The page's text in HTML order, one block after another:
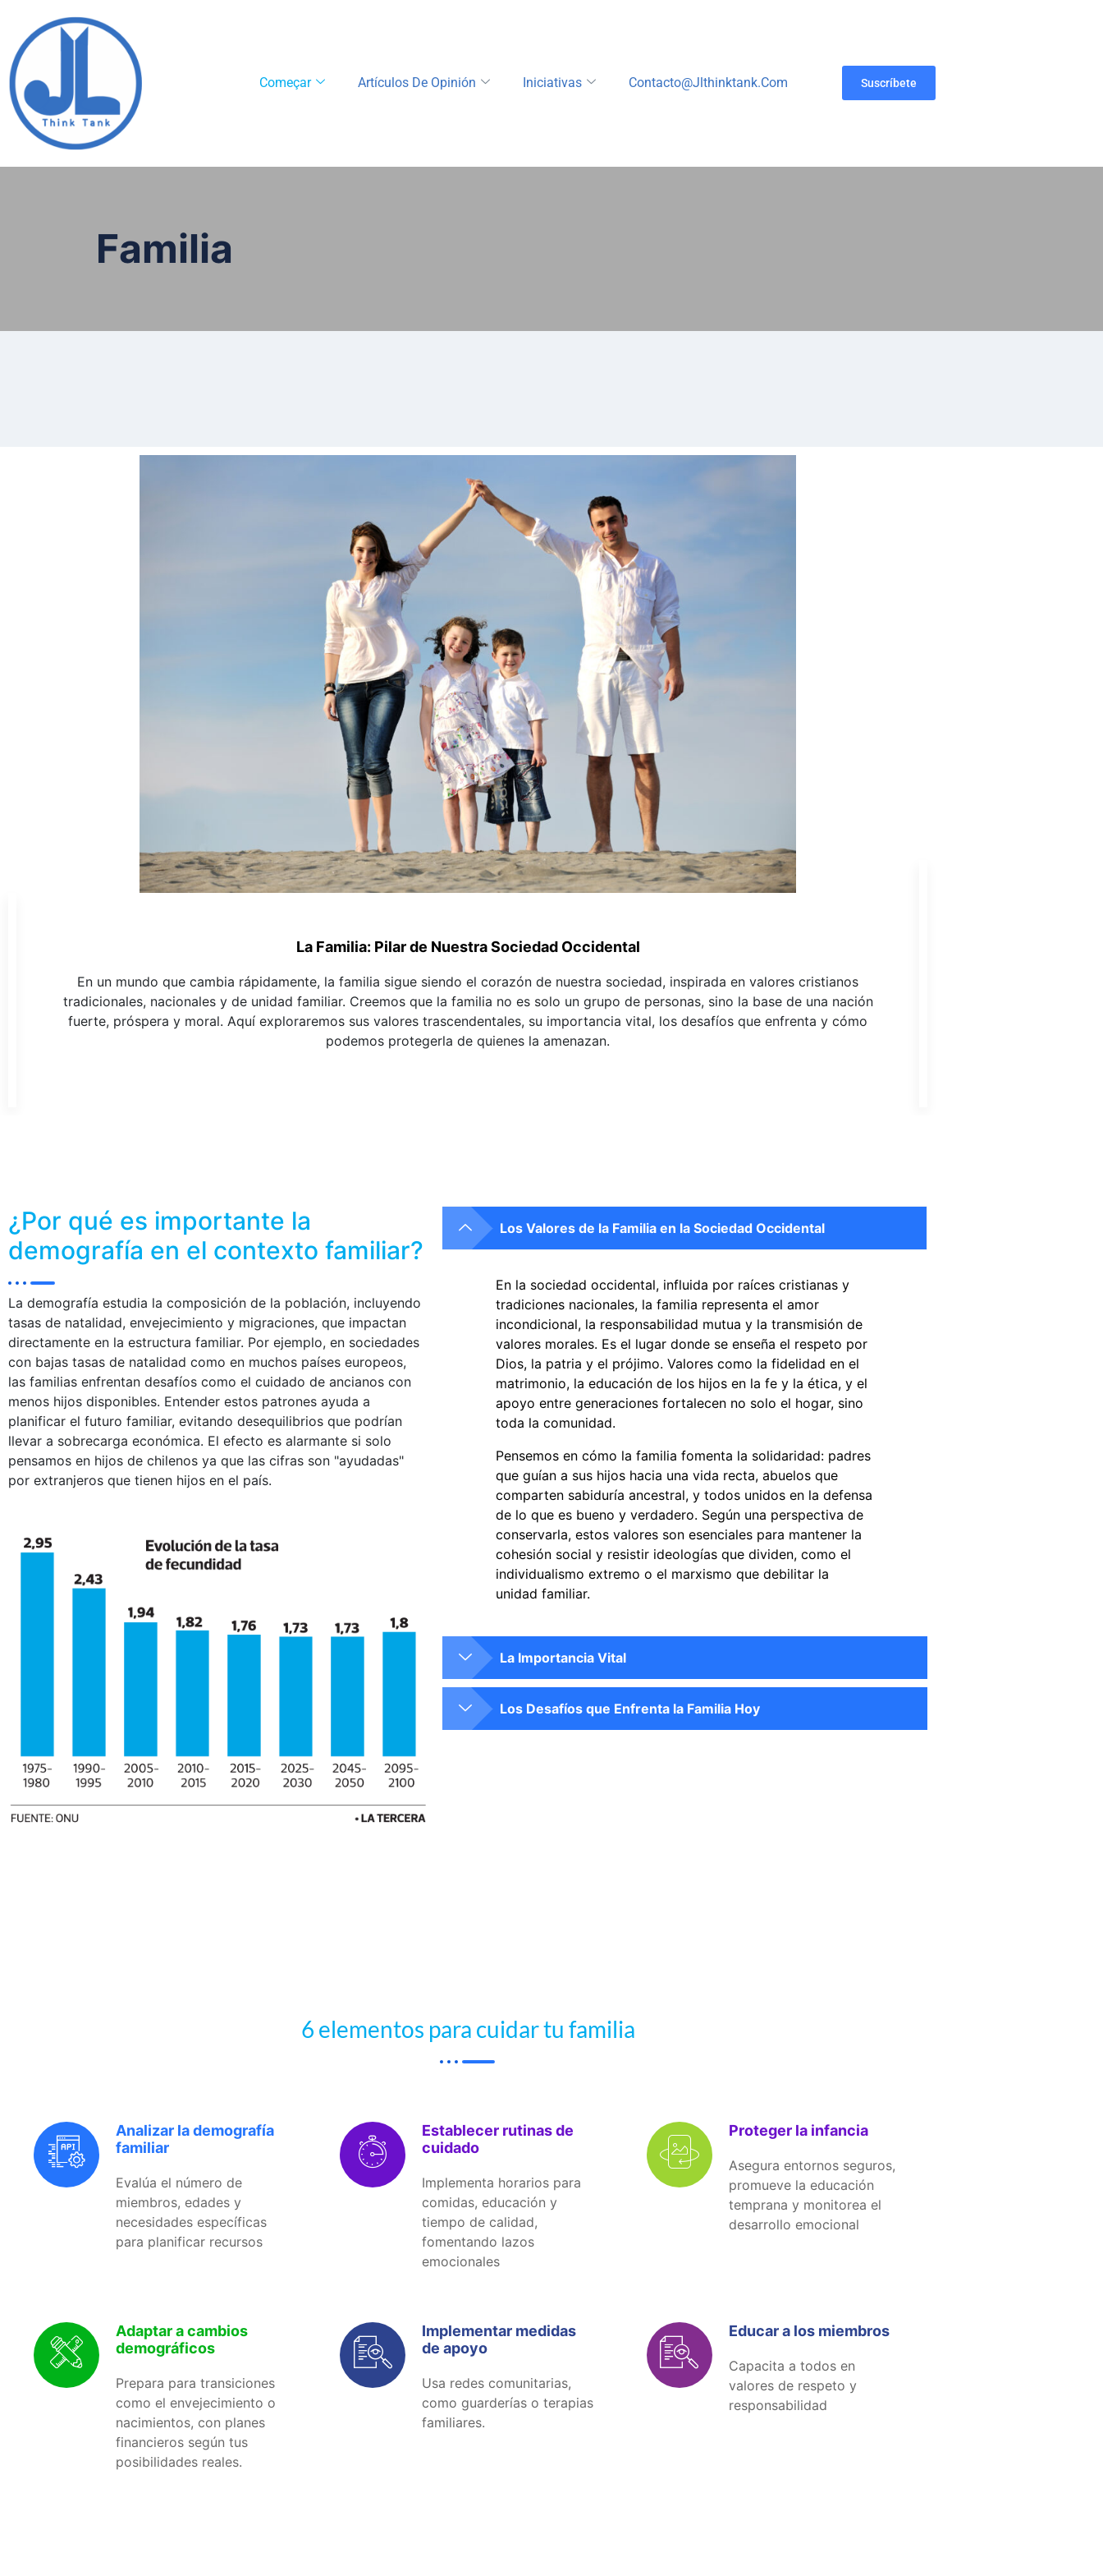
Começar Artículos De Opinión Iniciativas Contacto@jlthinktank.com Suscríbete
Familia
La Familia: Pilar de Nuestra Sociedad Occidental
En un mundo que cambia rápidamente, la familia sigue siendo el corazón de nuestra sociedad, inspirada en valores cristianos
tradicionales, nacionales y de unidad familiar. Creemos que la familia no es solo un grupo de personas, sino la base de una nación
fuerte, próspera y moral. Aquí exploraremos sus valores trascendentales, su importancia vital, los desafíos que enfrenta y cómo
podemos protegerla de quienes la amenazan.
¿Por qué es importante la
demografía en el contexto familiar?
La demografía estudia la composición de la población, incluyendo
tasas de natalidad, envejecimiento y migraciones, que impactan
directamente en la estructura familiar. Por ejemplo, en sociedades
con bajas tasas de natalidad como en muchos países europeos,
las familias enfrentan desafíos como el cuidado de ancianos con
menos hijos disponibles. Entender estos patrones ayuda a
planificar el futuro familiar, evitando desequilibrios que podrían
llevar a sobrecarga económica. El efecto es alarmante si solo
pensamos en hijos de chilenos ya que las cifras son "ayudadas"
por extranjeros que tienen hijos en el país.
Los Valores de la Familia en la Sociedad Occidental
En la sociedad occidental, influida por raíces cristianas y
tradiciones nacionales, la familia representa el amor
incondicional, la responsabilidad mutua y la transmisión de
valores morales. Es el lugar donde se enseña el respeto por
Dios, la patria y el prójimo. Valores como la fidelidad en el
matrimonio, la educación de los hijos en la fe y la ética, y el
apoyo entre generaciones fortalecen no solo el hogar, sino
toda la comunidad.
Pensemos en cómo la familia fomenta la solidaridad: padres
que guían a sus hijos hacia una vida recta, abuelos que
comparten sabiduría ancestral, y todos unidos en la defensa
de lo que es bueno y verdadero. Según una perspectiva de
conservarla, estos valores son esenciales para mantener la
cohesión social y resistir ideologías que dividen, como el
individualismo extremo o el marxismo que debilitar la
unidad familiar.
La Importancia Vital
Los Desafíos que Enfrenta la Familia Hoy
6 elementos para cuidar tu familia
Analizar la demografía
familiar
Evalúa el número de
miembros, edades y
necesidades específicas
para planificar recursos
Establecer rutinas de
cuidado
Implementa horarios para
comidas, educación y
tiempo de calidad,
fomentando lazos
emocionales
Proteger la infancia
Asegura entornos seguros,
promueve la educación
temprana y monitorea el
desarrollo emocional
Adaptar a cambios
demográficos
Prepara para transiciones
como el envejecimiento o
nacimientos, con planes
financieros según tus
posibilidades reales.
Implementar medidas
de apoyo
Usa redes comunitarias,
como guarderías o terapias
familiares.
Educar a los miembros
Capacita a todos en
valores de respeto y
responsabilidad